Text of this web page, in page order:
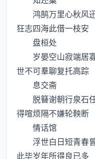
鸿鹄万里心秋风迅
狂志四海此借一枝安
盘桓处
岁晏空山寂端居寡
世不可羣聊复托高踪
息交斋
脱簮谢朝行泉石任
得喧烦隔不嫌轮鞅断
情话馆
浮世白日短青春曾
此毕岁年所得良已多